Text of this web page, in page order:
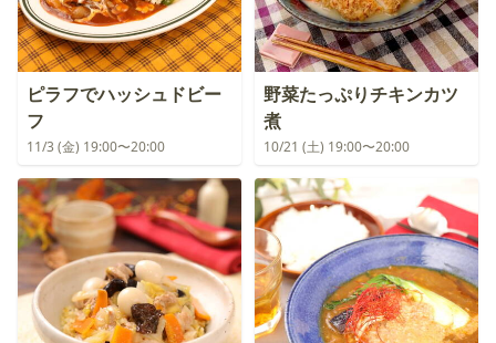
ピラフでハッシュドビー
フ
11/3 (金) 19:00〜20:00
野菜たっぷりチキンカツ
煮
10/21 (土) 19:00〜20:00